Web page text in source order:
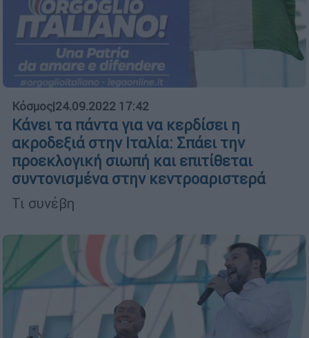
Κόσμος|24.09.2022 17:42
Κάνει τα πάντα για να κερδίσει η
ακροδεξιά στην Ιταλία: Σπάει την
προεκλογική σιωπή και επιτίθεται
συντονισμένα στην κεντροαριστερά
Τι συνέβη